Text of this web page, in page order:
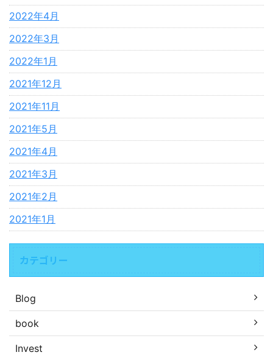
2022年4月
2022年3月
2022年1月
2021年12月
2021年11月
2021年5月
2021年4月
2021年3月
2021年2月
2021年1月
カテゴリー
Blog
book
Invest